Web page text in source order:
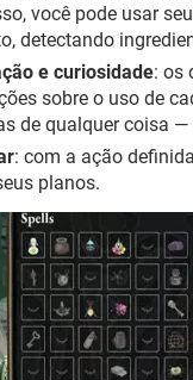
você pode usar
detectando
e curiosidade: os
sobre o uso de
de qualquer coisa
: com a ação
planos.